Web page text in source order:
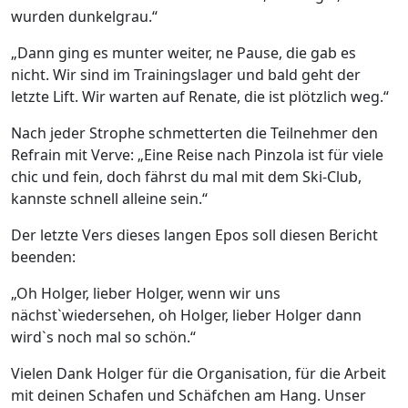
wurden dunkelgrau.“
„Dann ging es munter weiter, ne Pause, die gab es
nicht. Wir sind im Trainingslager und bald geht der
letzte Lift. Wir warten auf Renate, die ist plötzlich weg.“
Nach jeder Strophe schmetterten die Teilnehmer den
Refrain mit Verve: „Eine Reise nach Pinzola ist für viele
chic und fein, doch fährst du mal mit dem Ski-Club,
kannste schnell alleine sein.“
Der letzte Vers dieses langen Epos soll diesen Bericht
beenden:
„Oh Holger, lieber Holger, wenn wir uns
nächst`wiedersehen, oh Holger, lieber Holger dann
wird`s noch mal so schön.“
Vielen Dank Holger für die Organisation, für die Arbeit
mit deinen Schafen und Schäfchen am Hang. Unser